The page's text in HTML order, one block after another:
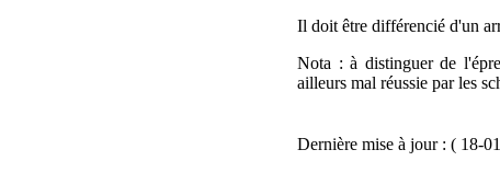
Il doit être différencié d'un
Nota : à distinguer de
ailleurs mal réussie par les
Dernière mise à jour : ( 18-